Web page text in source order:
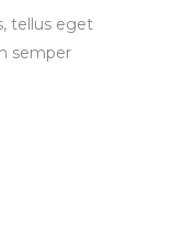
tellus eget
semper